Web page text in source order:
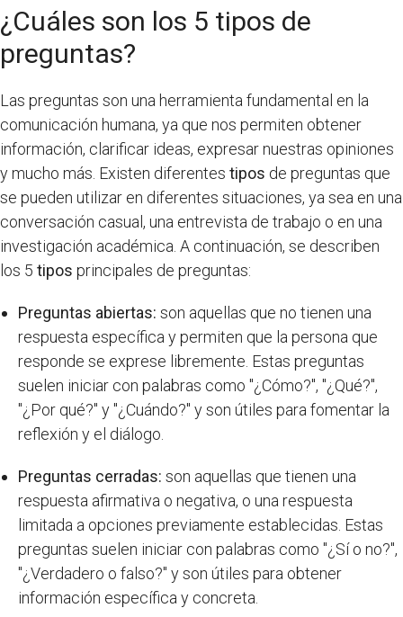
¿Cuáles son los 5 tipos de
preguntas?
Las preguntas son una herramienta fundamental en la
comunicación humana, ya que nos permiten obtener
información, clarificar ideas, expresar nuestras opiniones
y mucho más. Existen diferentes tipos de preguntas que
se pueden utilizar en diferentes situaciones, ya sea en una
conversación casual, una entrevista de trabajo o en una
investigación académica. A continuación, se describen
los 5 tipos principales de preguntas:
Preguntas abiertas: son aquellas que no tienen una
respuesta específica y permiten que la persona que
responde se exprese libremente. Estas preguntas
suelen iniciar con palabras como "¿Cómo?", "¿Qué?",
"¿Por qué?" y "¿Cuándo?" y son útiles para fomentar la
reflexión y el diálogo.
Preguntas cerradas: son aquellas que tienen una
respuesta afirmativa o negativa, o una respuesta
limitada a opciones previamente establecidas. Estas
preguntas suelen iniciar con palabras como "¿Sí o no?",
"¿Verdadero o falso?" y son útiles para obtener
información específica y concreta.